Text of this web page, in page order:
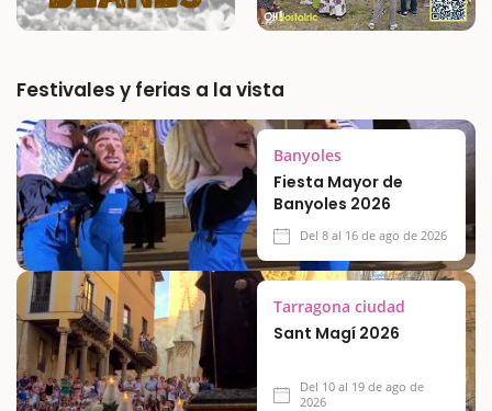
Festivales y ferias a la vista
Banyoles
Fiesta Mayor de
Banyoles 2026
Del 8 al 16 de ago de 2026
Tarragona ciudad
Sant Magí 2026
Del 10 al 19 de ago de
2026